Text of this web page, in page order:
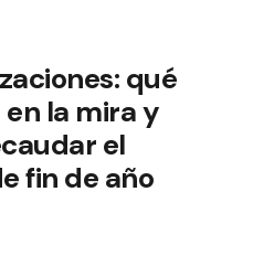
qué
la mira y
el
fin de año